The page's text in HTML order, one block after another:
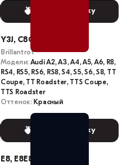
Выбрать краску
Y3J, C8C8, C8, LY3J
Brillantrot
Модели: Audi A2, A3, A4, A5, A6, R8,
RS4, RS5, RS6, RS8, S4, S5, S6, S8, TT
Coupe, TT Roadster, TTS Coupe,
TTS Roadster
Оттенок: Красный
Выбрать краску
E8, E8E8, 9509, LY5K